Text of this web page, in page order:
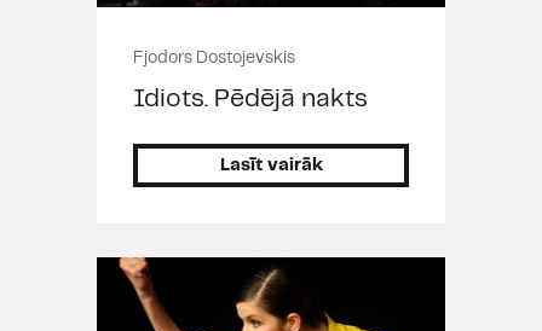
Fjodors Dostojevskis
Idiots. Pēdējā nakts
Lasīt vairāk